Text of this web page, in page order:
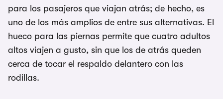
para los pasajeros que viajan atrás; de hecho, es
uno de los más amplios de entre sus alternativas. El
hueco para las piernas permite que cuatro adultos
altos viajen a gusto, sin que los de atrás queden
cerca de tocar el respaldo delantero con las
rodillas.